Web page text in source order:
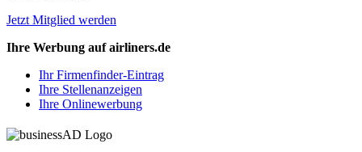
Jetzt Mitglied werden
Ihre Werbung auf airliners.de
Ihr Firmenfinder-Eintrag
Ihre Stellenanzeigen
Ihre Onlinewerbung